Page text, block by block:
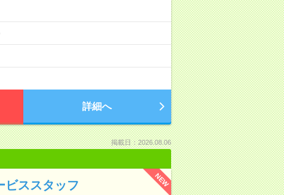
詳細へ
掲載日：2026.08.06
NEW
ビススタッフ